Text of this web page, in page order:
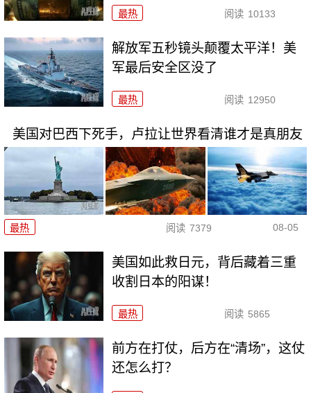
最热 阅读 10133
解放军五秒镜头颠覆太平洋！美
军最后安全区没了
最热 阅读 12950
美国对巴西下死手，卢拉让世界看清谁才是真朋友
最热 阅读 7379 08-05
美国如此救日元，背后藏着三重
收割日本的阳谋！
最热 阅读 5865
前方在打仗，后方在“清场”，这仗
还怎么打？